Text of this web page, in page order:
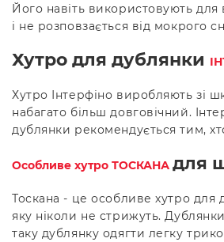
Його навіть використовують для
і не розповзається від мокрого
Хутро для дублянки
Хутро Інтерфіно виробляють зі
набагато більш довговічний.
дублянки рекомендується тим,
Особливе хутро ТОСКАНА для
Тоскана - це особливе хутро для
яку ніколи не стрижуть.
таку дублянку одягти легку